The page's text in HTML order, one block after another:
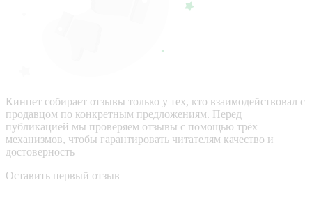
Кинпет собирает отзывы только у тех, кто взаимодействовал с
продавцом по конкретным предложениям. Перед
публикацией мы проверяем отзывы с помощью трёх
механизмов, чтобы гарантировать читателям качество и
достоверность
Оставить первый отзыв